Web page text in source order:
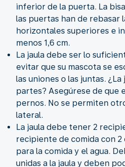
inferior de la puerta. La
las puertas han de rebasar
horizontales superiores e
menos 1,6 cm.
La jaula debe ser lo
evitar que su mascota se
las uniones o las juntas. ¿La
partes? Asegúrese de que
pernos. No se permiten
lateral.
La jaula debe tener 2
recipiente de comida con
para la comida y el agua.
unidas a la jaula y deben